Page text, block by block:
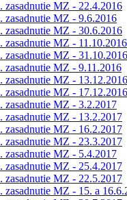
zasadnutie MZ - 22.4.2016
zasadnutie MZ - 9.6.2016
zasadnutie MZ - 30.6.2016
zasadnutie MZ - 11.10.2016
zasadnutie MZ - 31.10.2016
zasadnutie MZ - 9.11.2016
zasadnutie MZ - 13.12.2016
zasadnutie MZ - 17.12.2016
zasadnutie MZ - 3.2.2017
zasadnutie MZ - 13.2.2017
zasadnutie MZ - 16.2.2017
zasadnutie MZ - 23.3.2017
zasadnutie MZ - 5.4.2017
zasadnutie MZ - 25.4.2017
zasadnutie MZ - 22.5.2017
zasadnutie MZ - 15. a